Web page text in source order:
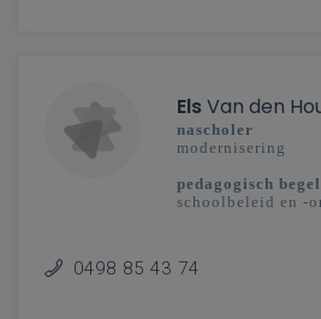
ElsVan den
nascholer
modernisering
pedagogisch
schoolbeleid en -
0498 85 43 74